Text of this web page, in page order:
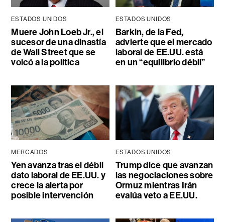
ESTADOS UNIDOS
Muere John Loeb Jr., el
sucesor de una dinastía
de Wall Street que se
volcó a la política
ESTADOS UNIDOS
Barkin, de la Fed,
advierte que el mercado
laboral de EE.UU. está
en un “equilibrio débil”
MERCADOS
Yen avanza tras el débil
dato laboral de EE.UU. y
crece la alerta por
posible intervención
ESTADOS UNIDOS
Trump dice que avanzan
las negociaciones sobre
Ormuz mientras Irán
evalúa veto a EE.UU.